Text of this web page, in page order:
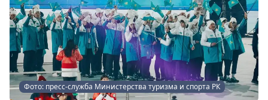
Фото: пресс-служба Министерства туризма и спорта РК